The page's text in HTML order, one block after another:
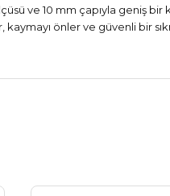
ve 10 mm çapıyla geniş
önler ve güvenli bir